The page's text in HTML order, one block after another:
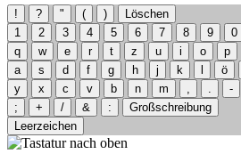
! ? " ( )
Löschen
1
2 3 4 5 6 7 8 9 0
q
w e r t z u i o p
a
s d f g h j k ö
y
x c v b n m , . -
;
+ / & :
Großschreibung
Leerzeichen